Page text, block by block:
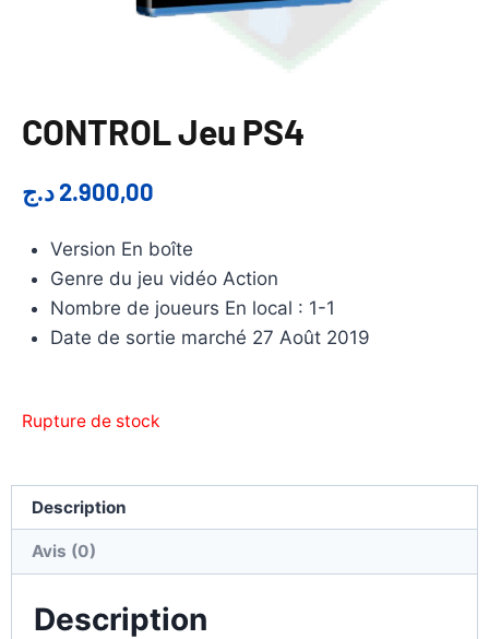
CONTROL Jeu PS4
2.900,00د.ج
Version En boîte
Genre du jeu vidéo Action
Nombre de joueurs En local : 1-1
Date de sortie marché 27 Août 2019
Rupture de stock
Description
Avis (0)
Description